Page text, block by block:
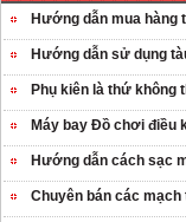
Hướng dẫn mua hàng
Hướng dẫn sử dụng
Phụ kiên là thứ
Máy bay Đồ chơi điều
Hướng dẫn cách sạc
Chuyên bán các mạch